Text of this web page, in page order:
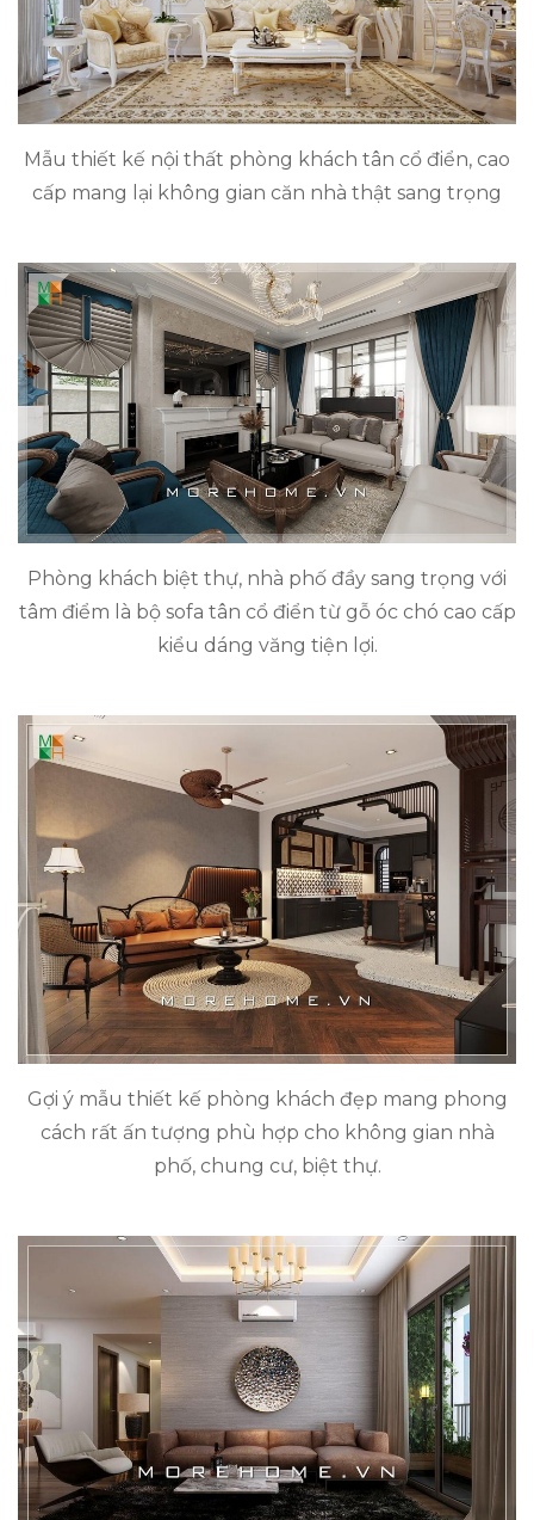
Mẫu thiết kế nội thất phòng khách tân cổ điển, cao
cấp mang lại không gian căn nhà thật sang trọng
Phòng khách biệt thự, nhà phố đầy sang trọng với
tâm điểm là bộ sofa tân cổ điển từ gỗ óc chó cao cấp
kiểu dáng văng tiện lợi.
Gợi ý mẫu thiết kế phòng khách đẹp mang phong
cách rất ấn tượng phù hợp cho không gian nhà
phố, chung cư, biệt thự.